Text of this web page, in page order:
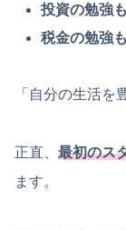
投資の勉強も
税金の勉強も
「自分の生活を
正直、 最初のス
ます。